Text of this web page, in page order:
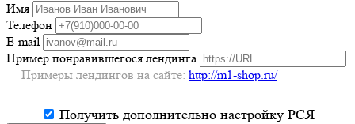
Имя
Телефон
E-mail
Пример понравившегося лендинга
Примеры лендингов на сайте: http://m1-shop.ru/
Получить дополнительно настройку РСЯ